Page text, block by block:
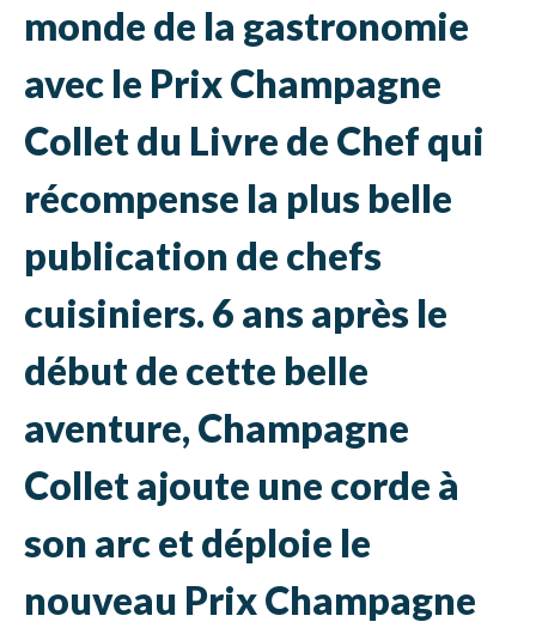
monde de la gastronomie
avec le Prix Champagne
Collet du Livre de Chef qui
récompense la plus belle
publication de chefs
cuisiniers. 6 ans après le
début de cette belle
aventure, Champagne
Collet ajoute une corde à
son arc et déploie le
nouveau Prix Champagne